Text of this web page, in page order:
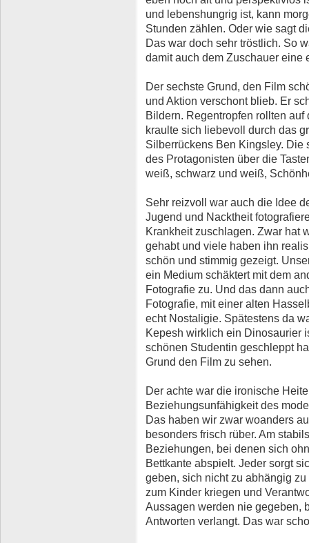
und lebenshungrig ist, kann
Stunden zählen. Oder wie sagt
Das war doch sehr tröstlich. So
damit auch dem Zuschauer eine
Der sechste Grund, den Film
und Aktion verschont blieb. Er
Bildern. Regentropfen rollten
kraulte sich liebevoll durch das
Silberrückens Ben Kingsley. Die
des Protagonisten über die
weiß, schwarz und weiß,
Sehr reizvoll war auch die Idee
Jugend und Nacktheit
Krankheit zuschlagen. Zwar hat
gehabt und viele haben ihn
schön und stimmig gezeigt.
ein Medium schäktert mit dem
Fotografie zu. Und das dann
Fotografie, mit einer alten
echt Nostaligie. Spätestens da
Kepesh wirklich ein Dinosaurier
schönen Studentin geschleppt
Grund den Film zu sehen.
Der achte war die ironische
Beziehungsunfähigkeit des
Das haben wir zwar woanders
besonders frisch rüber. Am
Beziehungen, bei denen sich
Bettkante abspielt. Jeder sorgt
geben, sich nicht zu abhängig
zum Kinder kriegen und
Aussagen werden nie gegeben,
Antworten verlangt. Das war